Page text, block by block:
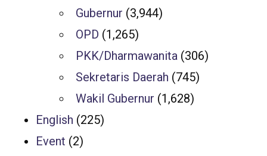
Gubernur (3,944)
OPD (1,265)
PKK/Dharmawanita (306)
Sekretaris Daerah (745)
Wakil Gubernur (1,628)
English (225)
Event (2)